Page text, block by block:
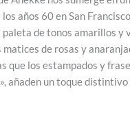
años 60 en San
paleta de tonos amarillos y
de rosas y
que los estampados y
añaden un toque distintivo